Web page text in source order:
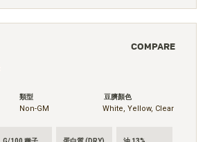
類型
Non-GM
豆臍顏色
White, Yellow, Clear
COMPARE